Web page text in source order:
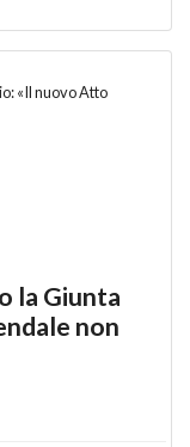
la Giunta
non